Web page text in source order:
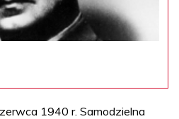
1940 r. Samodzielna